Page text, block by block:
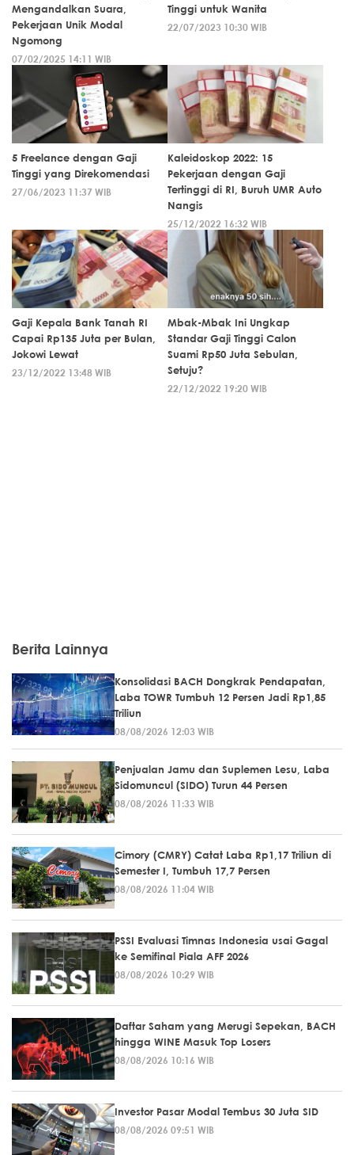
Mengandalkan Suara,
Pekerjaan Unik Modal
Ngomong
07/02/2025 14:11 WIB
Tinggi untuk Wanita
22/07/2023 10:30 WIB
5 Freelance dengan Gaji
Tinggi yang Direkomendasi
27/06/2023 11:37 WIB
Kaleidoskop 2022: 15
Pekerjaan dengan Gaji
Tertinggi di RI, Buruh UMR Auto
Nangis
25/12/2022 16:32 WIB
Gaji Kepala Bank Tanah RI
Capai Rp135 Juta per Bulan,
Jokowi Lewat
23/12/2022 13:48 WIB
Mbak-Mbak Ini Ungkap
Standar Gaji Tinggi Calon
Suami Rp50 Juta Sebulan,
Setuju?
22/12/2022 19:20 WIB
Berita Lainnya
Konsolidasi BACH Dongkrak Pendapatan,
Laba TOWR Tumbuh 12 Persen Jadi Rp1,85
Triliun
08/08/2026 12:03 WIB
Penjualan Jamu dan Suplemen Lesu, Laba
Sidomuncul (SIDO) Turun 44 Persen
08/08/2026 11:33 WIB
Cimory (CMRY) Catat Laba Rp1,17 Triliun di
Semester I, Tumbuh 17,7 Persen
08/08/2026 11:04 WIB
PSSI Evaluasi Timnas Indonesia usai Gagal
ke Semifinal Piala AFF 2026
08/08/2026 10:29 WIB
Daftar Saham yang Merugi Sepekan, BACH
hingga WINE Masuk Top Losers
08/08/2026 10:16 WIB
Investor Pasar Modal Tembus 30 Juta SID
08/08/2026 09:51 WIB